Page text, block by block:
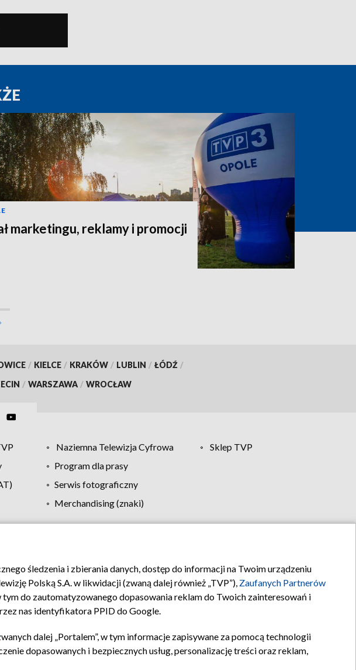
marketingu, reklamy i promocji
/ KIELCE / KRAKÓW / LUBLIN / ŁÓDŹ /
/ WARSZAWA / WROCŁAW
Naziemna Telewizja Cyfrowa
Sklep TVP
Program dla prasy
Serwis fotograficzny
Merchandising (znaki)
Pomoc Biuro reklamy Kontakt
śledzenia i zbierania danych, dostęp do informacji na Twoim urządzeniu
Polską S.A. w likwidacji (zwaną dalej również „TVP”), Zaufanych Partnerów
tym do zautomatyzowanego dopasowania reklam do Twoich zainteresowań i
nas identyfikatora PPID do Google.
dalej „Portalem”, w tym informacje zapisywane za pomocą technologii
dopasowanych i bezpiecznych usług, personalizację treści oraz reklam,